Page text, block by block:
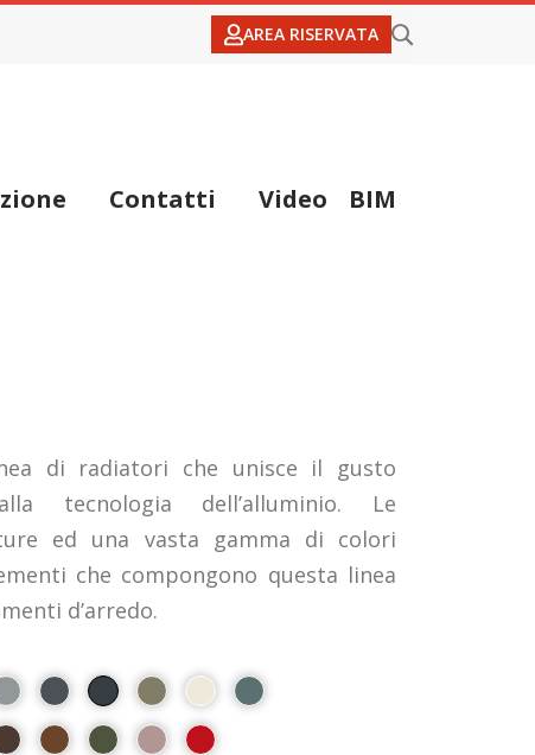
AREA RISERVATA
Contatti Video BIM
di radiatori che unisce il gusto
tecnologia dell’alluminio. Le
ed una vasta gamma di colori
che compongono questa linea
d’arredo.